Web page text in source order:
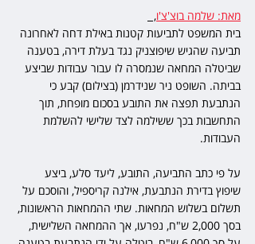
מאת: שלמה בוצ'צ'ו,
בית המשפט לתביעות קטנות באילת דחה לאחרונה
תביעה שהגיש שיפוצניק נגד בעלת דירה, בטענה
שביטלה המחאה שנמסרה לו עבור עבודות שביצע
בביתה. השופט ניר שנידרמן (בצילום) קבע כי
הנתבעת תפצה את התובע בסכום מופחת, תוך
התחשבות בכך ששילמה לצד שלישי להשלמת
העבודות.
על פי כתב התביעה, התובע, ליעד סלע, ביצע
שיפוץ בדירת הנתבעת, אילנה קריספיל, והוסכם על
תשלום בשלוש המחאות. שתי ההמחאות הראשונות,
בסך 2,000 ש"ח, נפרעו, אך ההמחאה השלישית,